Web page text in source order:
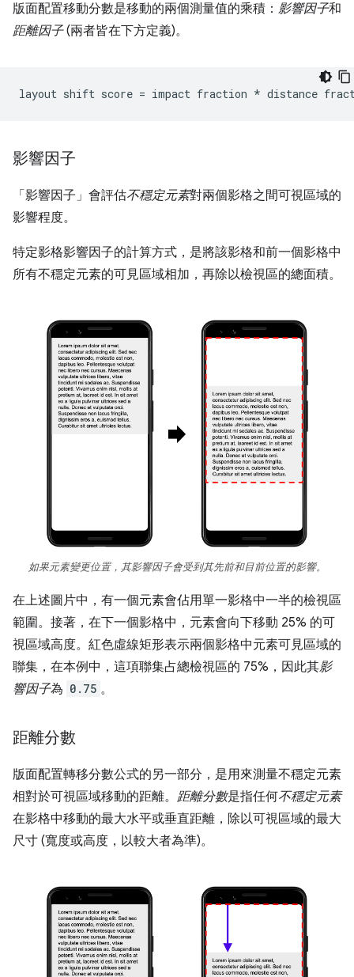
版面配置移動分數是移動的兩個測量值的乘積： 影響因子和
距離因子(兩者皆在下方定義)。
影響因子
「影響因子」 會評估不穩定元素對兩個影格之間可視區域的
影響程度。
特定影格影響因子的計算方式，是將該影格和前一個影格中
所有不穩定元素的可見區域相加，再除以檢視區的總面積。
如果元素變更位置，其影響因子會受到其先前和目前位置的影響。
在上述圖片中，有一個元素會佔用單一影格中一半的檢視區
範圍。接著，在下一個影格中，元素會向下移動 25% 的可
視區域高度。紅色虛線矩形表示兩個影格中元素可見區域的
聯集，在本例中，這項聯集占總檢視區的 75%，因此其影
響因子為 0.75 。
距離分數
版面配置轉移分數公式的另一部分，是用來測量不穩定元素
相對於可視區域移動的距離。 距離分數是指任何不穩定元素
在影格中移動的最大水平或垂直距離，除以可視區域的最大
尺寸 (寬度或高度，以較大者為準)。